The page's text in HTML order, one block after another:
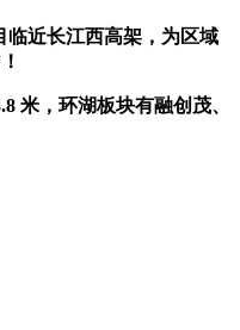
近长江西高架，为区域
米，环湖板块有融创茂、